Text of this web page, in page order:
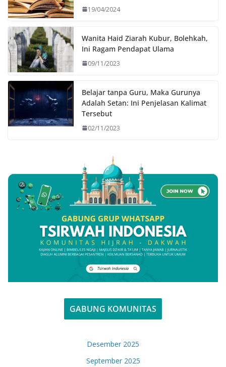
19/04/2024
Wanita Haid Ziarah Kubur, Bolehkah,
Ini Ragam Pendapat Ulama
09/11/2023
Belajar tanpa Guru, Maka Gurunya
Adalah Setan: Ini Penjelasan Kalimat
Tersebut
02/11/2023
GABUNG KOMUNITAS
Desember 2025
September 2025